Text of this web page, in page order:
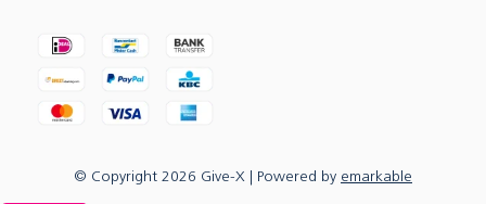
© Copyright 2026 Give-X | Powered by emarkable